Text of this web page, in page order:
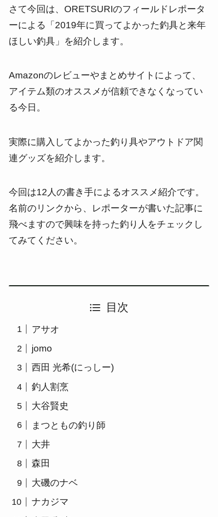
さて今回は、ORETSURIのフィールドレポータ
ーによる「2019年に買ってよかった釣具と来年
ほしい釣具」を紹介します。
Amazonのレビューやまとめサイトによって、
アイテム類のオススメが信頼できなくなってい
る今日。
実際に購入してよかった釣り具やアウトドア関
連グッズを紹介します。
今回は12人の書き手によるオススメ紹介です。
名前のリンクから、レポーターが書いた記事に
飛べますので興味を持った釣り人をチェックし
てみてください。
目次
アサオ
jomo
西田 光希(にっしー)
釣人割烹
大谷賢史
まつともの釣り師
大井
森田
大磯のナベ
ナカジマ